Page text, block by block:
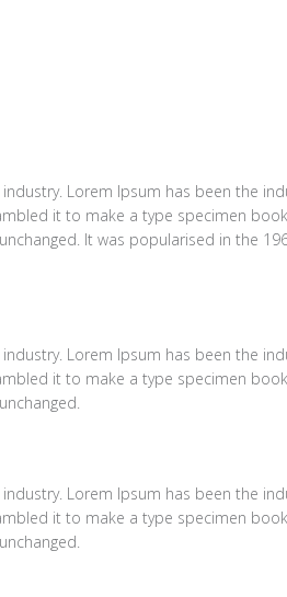
Lorem Ipsum has been the
it to make a type specimen
It was popularised in the
Lorem Ipsum has been the
it to make a type specimen
Lorem Ipsum has been the
it to make a type specimen